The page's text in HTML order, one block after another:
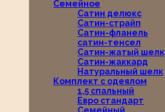
Семейное
Сатин делюкс
Сатин-страйп
Сатин-фланель
сатин-тенсел
Сатин-жатый шелк
Сатин-жаккард
Натуральный шелк
Комплект с одеялом
1,5 спальный
Евро стандарт